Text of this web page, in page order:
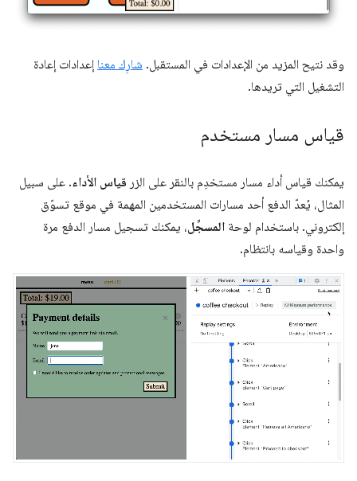
وقد نتيح المزيد من الإعدادات في المستقبل. شارِك معنا إعدادات إعادة
التشغيل التي تريدها.
قياس مسار مستخدم
يمكنك قياس أداء مسار مستخدِم بالنقر على الزر قياس الأداء. على سبيل
المثال، يُعدّ الدفع أحد مسارات المستخدمين المهمة في موقع تسوّق
إلكتروني. باستخدام لوحة المسجِّل، يمكنك تسجيل مسار الدفع مرة
واحدة وقياسه بانتظام.